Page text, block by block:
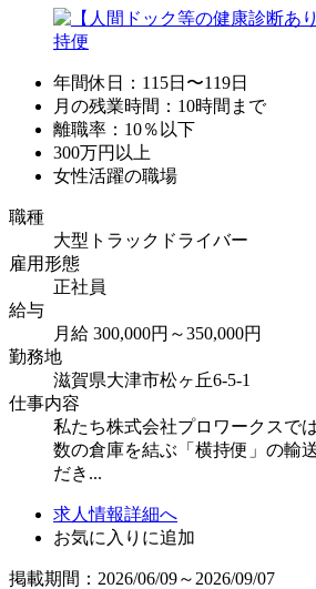
年間休日：115日〜119日
月の残業時間：10時間まで
離職率：10％以下
300万円以上
女性活躍の職場
職種
大型トラックドライバー
雇用形態
正社員
給与
月給 300,000円～350,000円
勤務地
滋賀県大津市松ヶ丘6-5-1
仕事内容
私たち株式会社プロワークスで
数の倉庫を結ぶ「横持便」の輸
だき...
求人情報詳細へ
お気に入りに追加
掲載期間：2026/06/09～2026/09/07